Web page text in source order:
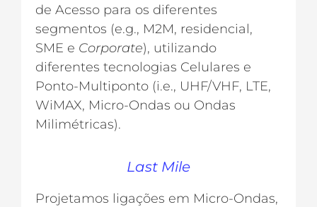
de Acesso para os diferentes
segmentos (e.g., M2M, residencial,
SME e Corporate), utilizando
diferentes tecnologias Celulares e
Ponto-Multiponto (i.e., UHF/VHF, LTE,
WiMAX, Micro-Ondas ou Ondas
Milimétricas).
Last Mile
Projetamos ligações em Micro-Ondas,